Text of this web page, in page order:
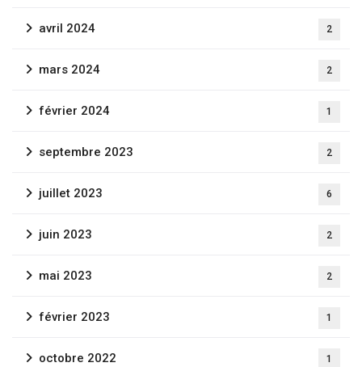
avril 2024 2
mars 2024 2
février 2024 1
septembre 2023 2
juillet 2023 6
juin 2023 2
mai 2023 2
février 2023 1
octobre 2022 1